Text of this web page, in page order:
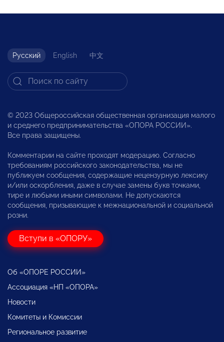
Русский English 中文
© 2023 Общероссийская общественная организация малого
и среднего предпринимательства «ОПОРА РОССИИ».
Все права защищены.
Комментарии на сайте проходят модерацию. Согласно
требованиям российского законодательства, мы не
публикуем сообщения, содержащие нецензурную лексику
и/или оскорбления, даже в случае замены букв точками,
тире и любыми иными символами. Не допускаются
сообщения, призывающие к межнациональной и социальной
розни.
Вступи в «ОПОРУ»
Об «ОПОРЕ РОССИИ»
Ассоциация «НП «ОПОРА»
Новости
Комитеты и Комиссии
Региональное развитие